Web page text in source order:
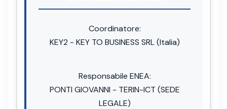
Coordinatore:
KEY2 - KEY TO BUSINESS SRL (Italia)
Responsabile ENEA:
PONTI GIOVANNI - TERIN-ICT (SEDE
LEGALE)